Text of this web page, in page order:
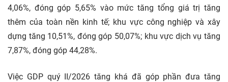
4,06%, đóng góp 5,65% vào mức tăng tổng giá trị tăng
thêm của toàn nền kinh tế; khu vực công nghiệp và xây
dựng tăng 10,51%, đóng góp 50,07%; khu vực dịch vụ tăng
7,87%, đóng góp 44,28%.
Việc GDP quý II/2026 tăng khá đã góp phần đưa tăng